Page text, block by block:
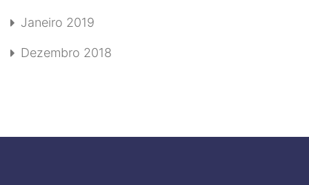
Janeiro 2019
Dezembro 2018